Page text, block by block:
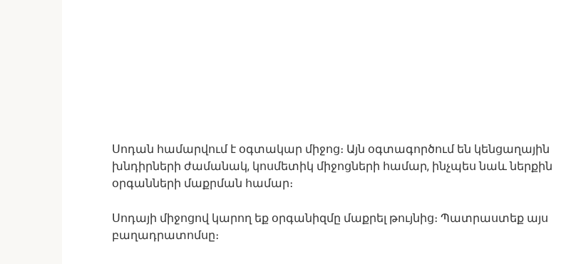
Սոդան համարվում է օգտակար միջոց։ Այն օգտագործում են կենցաղային
խնդիրների ժամանակ, կոսմետիկ միջոցների համար, ինչպես նաև ներքին
օրգանների մաքրման համար։
Սոդայի միջոցով կարող եք օրգանիզմը մաքրել թույնից։ Պատրաստեք այս
բաղադրատոմսը։